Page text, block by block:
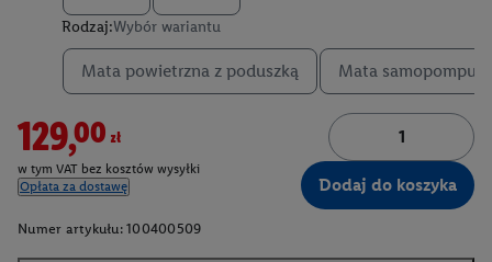
Rodzaj:Wybór wariantu
Mata powietrzna z poduszką Mata
129,00zł
w tym VAT bez kosztów wysyłki
Opłata za dostawę
Dodaj do koszyka
Numer artykułu: 100400509